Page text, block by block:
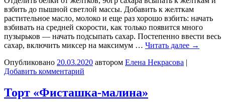
взбить до пышной светлой массы. Добавить к желткам
растительное масло, молоко и еще раз хорошо взбить: начать
взбивать на средней скорости, как только появится много
пузырьков — начать подсыпать сахар. Постепенно ввести весь
сахар, включить миксер на максимум … Читать далее →
Опубликовано 20.03.2020 автором Елена Некрасова |
Добавить комментарий
Торт «Фисташка-малина»